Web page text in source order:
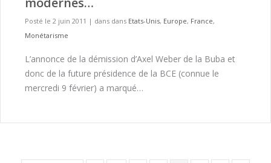
Posté le 2 juin 2011 | dans dans Etats-Unis, Europe, France,
Monétarisme
L’annonce de la démission d’Axel Weber de la Buba et
donc de la future présidence de la BCE (connue le
mercredi 9 février) a marqué…